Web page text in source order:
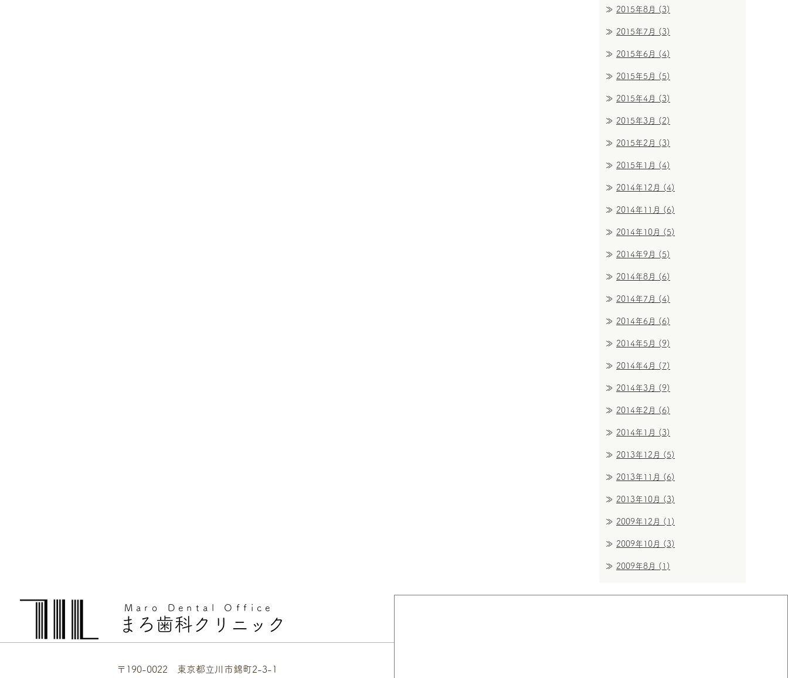
2015年8月 (3)
2015年7月 (3)
2015年6月 (4)
2015年5月 (5)
2015年4月 (3)
2015年3月 (2)
2015年2月 (3)
2015年1月 (4)
2014年12月 (4)
2014年11月 (6)
2014年10月 (5)
2014年9月 (5)
2014年8月 (6)
2014年7月 (4)
2014年6月 (6)
2014年5月 (9)
2014年4月 (7)
2014年3月 (9)
2014年2月 (6)
2014年1月 (3)
2013年12月 (5)
2013年11月 (6)
2013年10月 (3)
2009年12月 (1)
2009年10月 (3)
2009年8月 (1)
Maro Dental Office
まろ歯科クリニック
〒190-0022 東京都立川市錦町2-3-1